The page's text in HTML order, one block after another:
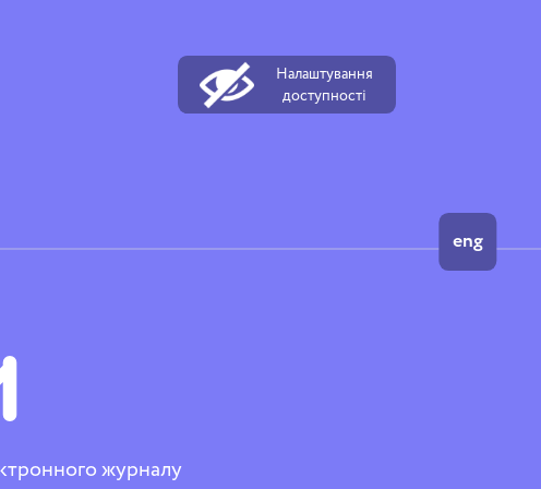
eng
Налаштування
доступності
журналу